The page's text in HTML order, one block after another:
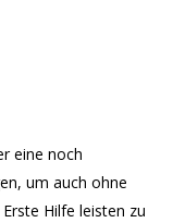
eine noch
um auch ohne
Hilfe leisten zu